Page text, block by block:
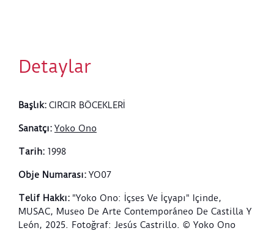
Detaylar
Başlık: CIRCIR BÖCEKLERİ
Sanatçı: Yoko Ono
Tarih: 1998
Obje Numarası: YO07
Telif Hakkı: "Yoko Ono: İçses Ve İçyapı" Içinde,
MUSAC, Museo De Arte Contemporáneo De Castilla Y
León, 2025. Fotoğraf: Jesús Castrillo. © Yoko Ono